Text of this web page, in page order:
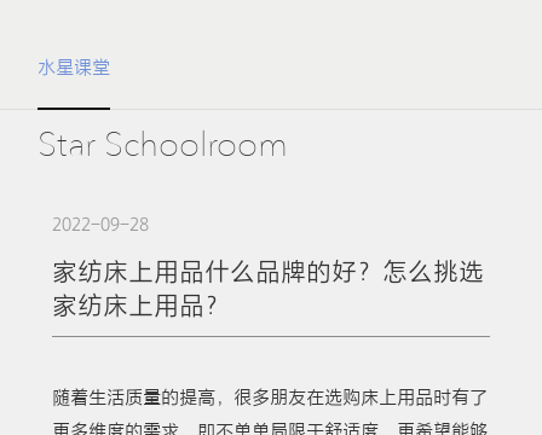
水星课堂
Star Schoolroom
2022-09-28
家纺床上用品什么品牌的好？怎么挑选
家纺床上用品？
随着生活质量的提高，很多朋友在选购床上用品时有了